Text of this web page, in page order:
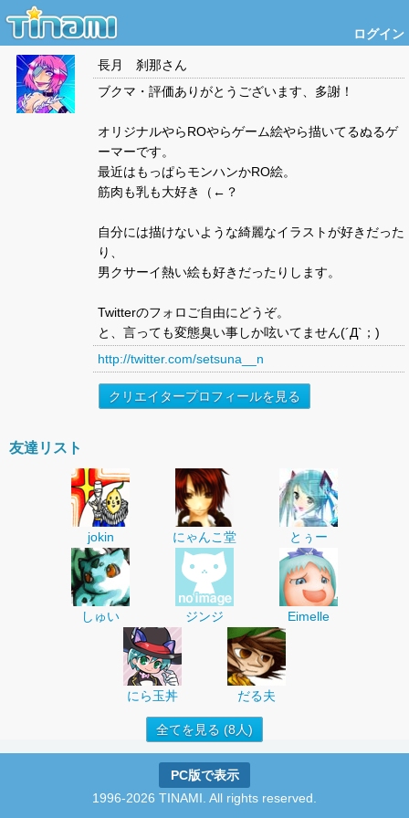
ログイン
長月 刹那さん
ブクマ・評価ありがとうございます、多謝！
オリジナルやらROやらゲーム絵やら描いてるぬるゲ
ーマーです。
最近はもっぱらモンハンかRO絵。
筋肉も乳も大好き（←？
自分には描けないような綺麗なイラストが好きだった
り、
男クサーイ熱い絵も好きだったりします。
Twitterのフォロご自由にどうぞ。
と、言っても変態臭い事しか呟いてません(´Д`；)
http://twitter.com/setsuna__n
クリエイタープロフィールを見る
友達リスト
jokin にゃんこ堂 とぅー
しゅい ジンジ Eimelle
にら玉丼 だる夫
全てを見る (8人)
PC版で表示
1996-2026 TINAMI. All rights reserved.